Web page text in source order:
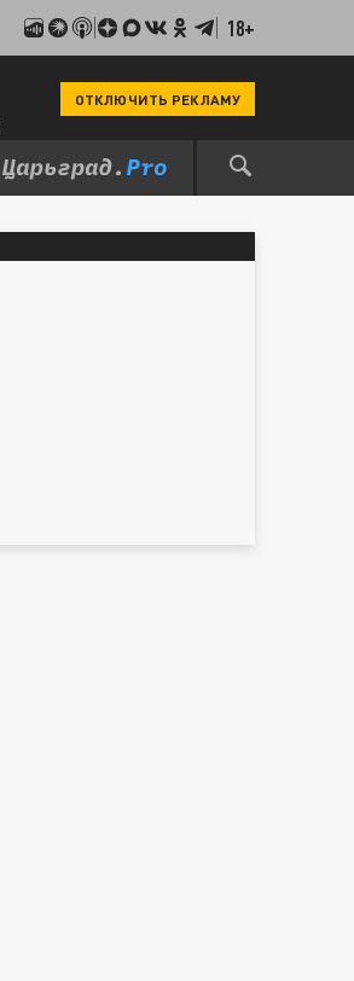
18+
ОТКЛЮЧИТЬ РЕКЛАМУ